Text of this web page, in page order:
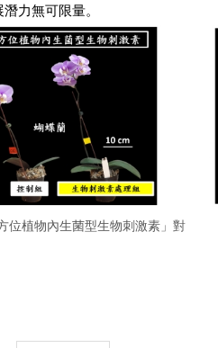
力無可限量。
位植物內生菌型生物刺激素」對